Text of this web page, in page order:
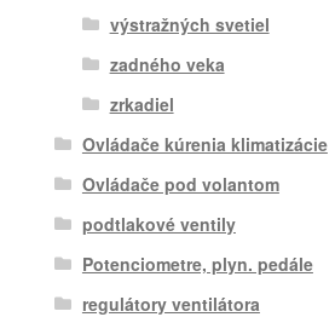
výstražných svetiel
zadného veka
zrkadiel
Ovládače kúrenia klimatizácie
Ovládače pod volantom
podtlakové ventily
Potenciometre, plyn. pedále
regulátory ventilátora